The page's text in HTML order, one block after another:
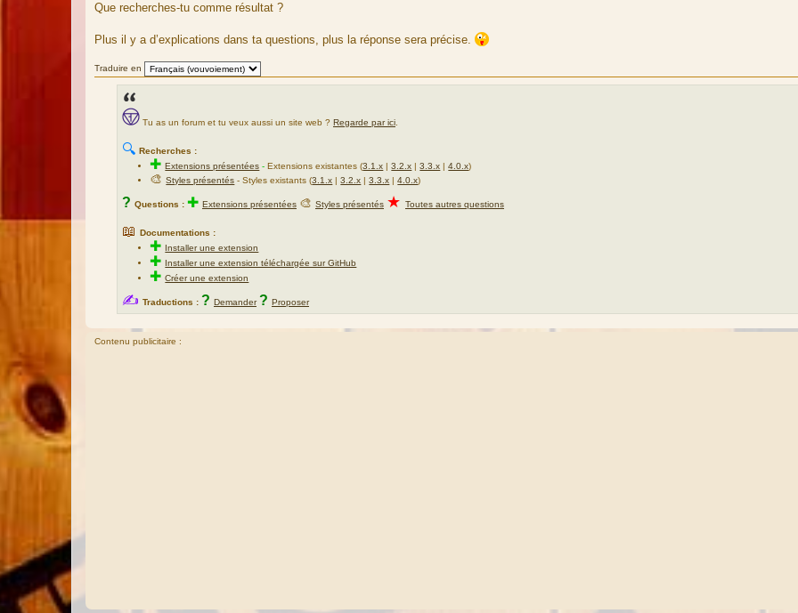
Que recherches-tu comme résultat ?
Plus il y a d’explications dans ta questions, plus la réponse sera précise.
Traduire en
Tu as un forum et tu veux aussi un site web ? Regarde par ici
🔍 Recherches :
✚Extensions présentées -Extensions existantes (3.1.x |3.2.x |3.3.x |4.0.x)
🎨Styles présentés - Styles existants (3.1.x |3.2.x |3.3.x |4.0.x)
? Questions : ✚ Extensions présentées 🎨 Styles présentés ★ Toutes autres questions
📖 Documentations :
✚ Installer une extension
✚ Installer une extension téléchargée sur GitHub
✚Créer une extension
✍ Traductions : ? Demander ? Proposer
Contenu publicitaire :